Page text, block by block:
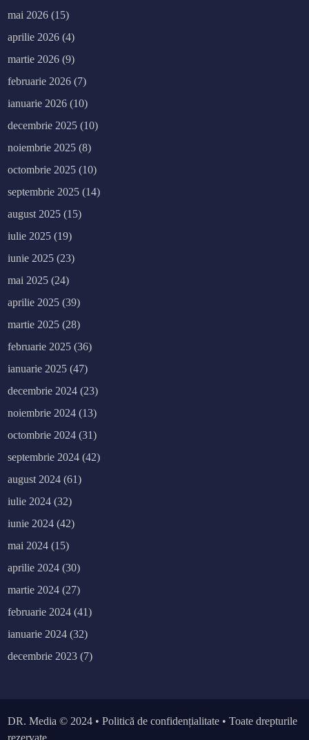
mai 2026 (15)
aprilie 2026 (4)
martie 2026 (9)
februarie 2026 (7)
ianuarie 2026 (10)
decembrie 2025 (10)
noiembrie 2025 (8)
octombrie 2025 (10)
septembrie 2025 (14)
august 2025 (15)
iulie 2025 (19)
iunie 2025 (23)
mai 2025 (24)
aprilie 2025 (39)
martie 2025 (28)
februarie 2025 (36)
ianuarie 2025 (47)
decembrie 2024 (23)
noiembrie 2024 (13)
octombrie 2024 (31)
septembrie 2024 (42)
august 2024 (61)
iulie 2024 (32)
iunie 2024 (42)
mai 2024 (15)
aprilie 2024 (30)
martie 2024 (27)
februarie 2024 (41)
ianuarie 2024 (32)
decembrie 2023 (7)
DR. Media © 2024 •Politică de confidențialitate • Toate drepturile